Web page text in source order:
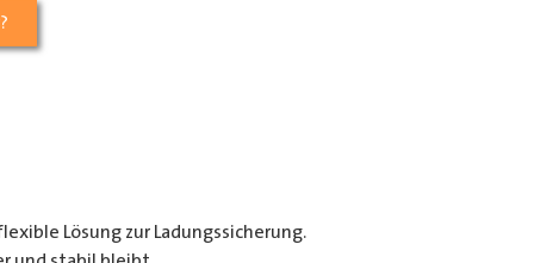
Lösung zur Ladungssicherung.